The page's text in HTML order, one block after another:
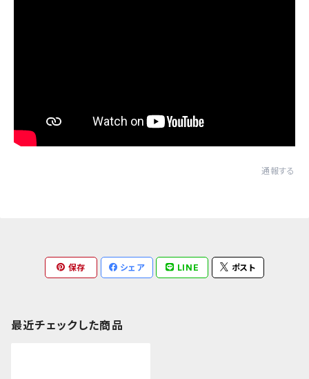
通報する
保存 シェア LINE ポスト
最近チェックした商品